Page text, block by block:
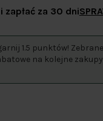
zapłać za 30 dni
1.5 punktów!
na kolejne